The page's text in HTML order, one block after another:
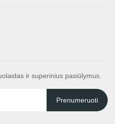
ir superinius pasiūlymus.
Prenumeruoti